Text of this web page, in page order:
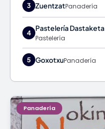
3 ZuentzatPanadería
4
Pastelería Dastaketa
Pastelería
5 GoxotxuPanadería
Panadería